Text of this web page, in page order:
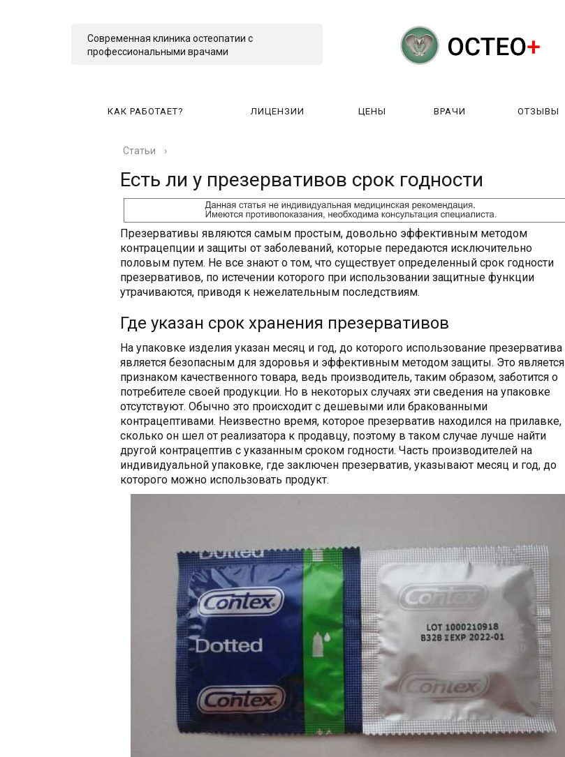
Современная клиника остеопатии с
профессиональными врачами
КАК РАБОТАЕТ? ЛИЦЕНЗИИ ЦЕНЫ ВРАЧИ ОТЗЫВЫ
Статьи ›
Есть ли у презервативов срок годности
Презервативы являются самым простым, довольно эффективным методом
контрацепции и защиты от заболеваний, которые передаются исключительно
половым путем. Не все знают о том, что существует определенный срок годности
презервативов, по истечении которого при использовании защитные функции
утрачиваются, приводя к нежелательным последствиям.
Где указан срок хранения презервативов
На упаковке изделия указан месяц и год, до которого использование презерватива
является безопасным для здоровья и эффективным методом защиты. Это является
признаком качественного товара, ведь производитель, таким образом, заботится о
потребителе своей продукции. Но в некоторых случаях эти сведения на упаковке
отсутствуют. Обычно это происходит с дешевыми или бракованными
контрацептивами. Неизвестно время, которое презерватив находился на прилавке,
сколько он шел от реализатора к продавцу, поэтому в таком случае лучше найти
другой контрацептив с указанным сроком годности. Часть производителей на
индивидуальной упаковке, где заключен презерватив, указывают месяц и год, до
которого можно использовать продукт.